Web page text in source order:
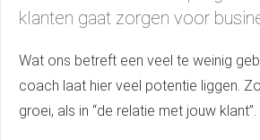
klanten gaat zorgen voor
Wat ons betreft een veel te weinig
coach laat hier veel potentie liggen.
groei, als in “de relatie met jouw klant”.